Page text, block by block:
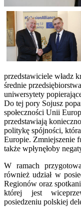
przedstawiciele władz
średnie
uniwersytety
Do tej pory Sojusz
społeczności Unii
przedstawiają
politykę spójności,
Europie. Zmniejszenie
także wpłynęłoby
W ramach
również udział w
Regionów oraz
której jest
posiedzeniu polskiej